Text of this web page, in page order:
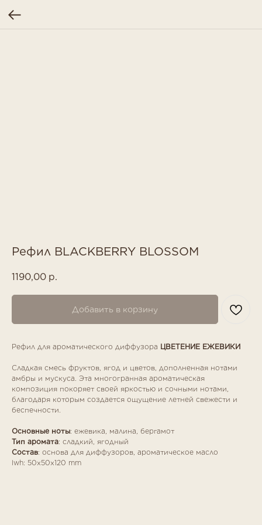
Рефил BLACKBERRY BLOSSOM
1190,00 р.
Добавить в корзину
Рефил для ароматического диффузора ЦВЕТЕНИЕ ЕЖЕВИКИ
Сладкая смесь фруктов, ягод и цветов, дополненная нотами
амбры и мускуса. Эта многогранная ароматическая
композиция покоряет своей яркостью и сочными нотами,
благодаря которым создается ощущение летней свежести и
беспечности.
Основные ноты: ежевика, малина, бергамот
Тип аромата: сладкий, ягодный
Состав: основа для диффузоров, ароматическое масло
lwh: 50x50x120 mm